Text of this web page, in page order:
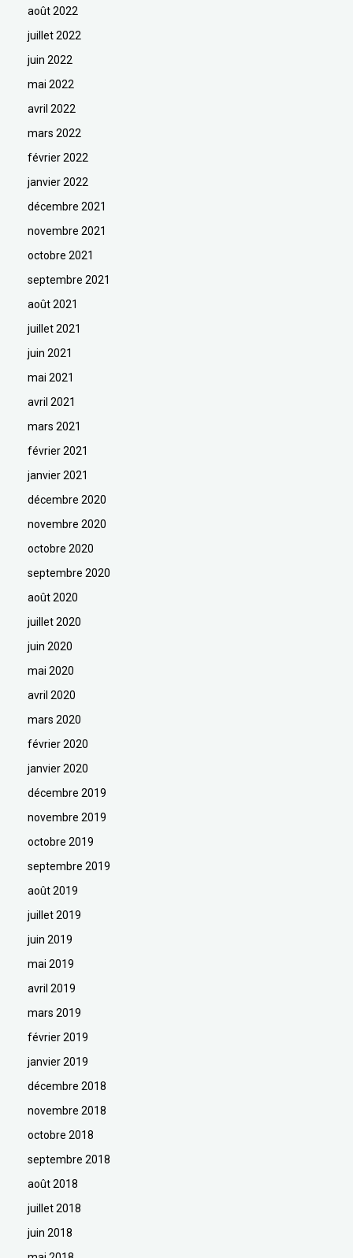
août 2022
juillet 2022
juin 2022
mai 2022
avril 2022
mars 2022
février 2022
janvier 2022
décembre 2021
novembre 2021
octobre 2021
septembre 2021
août 2021
juillet 2021
juin 2021
mai 2021
avril 2021
mars 2021
février 2021
janvier 2021
décembre 2020
novembre 2020
octobre 2020
septembre 2020
août 2020
juillet 2020
juin 2020
mai 2020
avril 2020
mars 2020
février 2020
janvier 2020
décembre 2019
novembre 2019
octobre 2019
septembre 2019
août 2019
juillet 2019
juin 2019
mai 2019
avril 2019
mars 2019
février 2019
janvier 2019
décembre 2018
novembre 2018
octobre 2018
septembre 2018
août 2018
juillet 2018
juin 2018